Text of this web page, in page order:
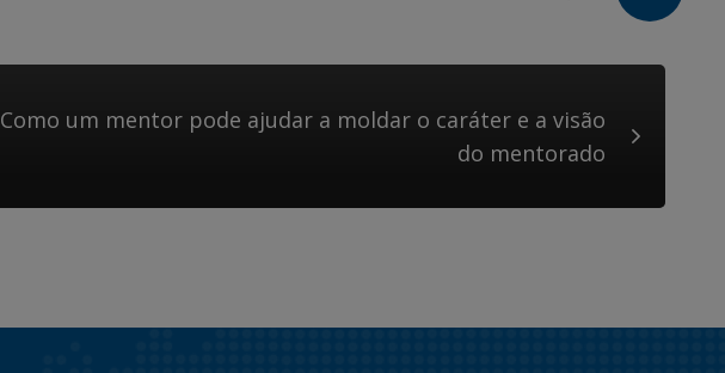
Como um mentor pode ajudar a moldar o caráter e a visão
do mentorado